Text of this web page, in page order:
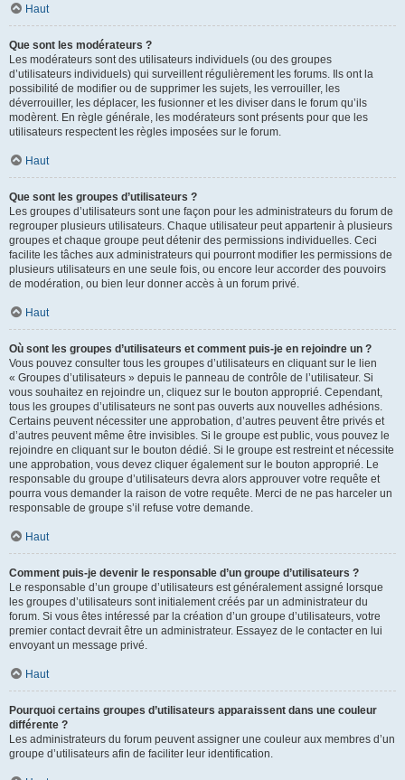
Haut
Que sont les modérateurs ?
Les modérateurs sont des utilisateurs individuels (ou des groupes
d’utilisateurs individuels) qui surveillent régulièrement les forums. Ils ont la
possibilité de modifier ou de supprimer les sujets, les verrouiller, les
déverrouiller, les déplacer, les fusionner et les diviser dans le forum qu’ils
modèrent. En règle générale, les modérateurs sont présents pour que les
utilisateurs respectent les règles imposées sur le forum.
Haut
Que sont les groupes d’utilisateurs ?
Les groupes d’utilisateurs sont une façon pour les administrateurs du forum de
regrouper plusieurs utilisateurs. Chaque utilisateur peut appartenir à plusieurs
groupes et chaque groupe peut détenir des permissions individuelles. Ceci
facilite les tâches aux administrateurs qui pourront modifier les permissions de
plusieurs utilisateurs en une seule fois, ou encore leur accorder des pouvoirs
de modération, ou bien leur donner accès à un forum privé.
Haut
Où sont les groupes d’utilisateurs et comment puis-je en rejoindre un ?
Vous pouvez consulter tous les groupes d’utilisateurs en cliquant sur le lien
« Groupes d’utilisateurs » depuis le panneau de contrôle de l’utilisateur. Si
vous souhaitez en rejoindre un, cliquez sur le bouton approprié. Cependant,
tous les groupes d’utilisateurs ne sont pas ouverts aux nouvelles adhésions.
Certains peuvent nécessiter une approbation, d’autres peuvent être privés et
d’autres peuvent même être invisibles. Si le groupe est public, vous pouvez le
rejoindre en cliquant sur le bouton dédié. Si le groupe est restreint et nécessite
une approbation, vous devez cliquer également sur le bouton approprié. Le
responsable du groupe d’utilisateurs devra alors approuver votre requête et
pourra vous demander la raison de votre requête. Merci de ne pas harceler un
responsable de groupe s’il refuse votre demande.
Haut
Comment puis-je devenir le responsable d’un groupe d’utilisateurs ?
Le responsable d’un groupe d’utilisateurs est généralement assigné lorsque
les groupes d’utilisateurs sont initialement créés par un administrateur du
forum. Si vous êtes intéressé par la création d’un groupe d’utilisateurs, votre
premier contact devrait être un administrateur. Essayez de le contacter en lui
envoyant un message privé.
Haut
Pourquoi certains groupes d’utilisateurs apparaissent dans une couleur
différente ?
Les administrateurs du forum peuvent assigner une couleur aux membres d’un
groupe d’utilisateurs afin de faciliter leur identification.